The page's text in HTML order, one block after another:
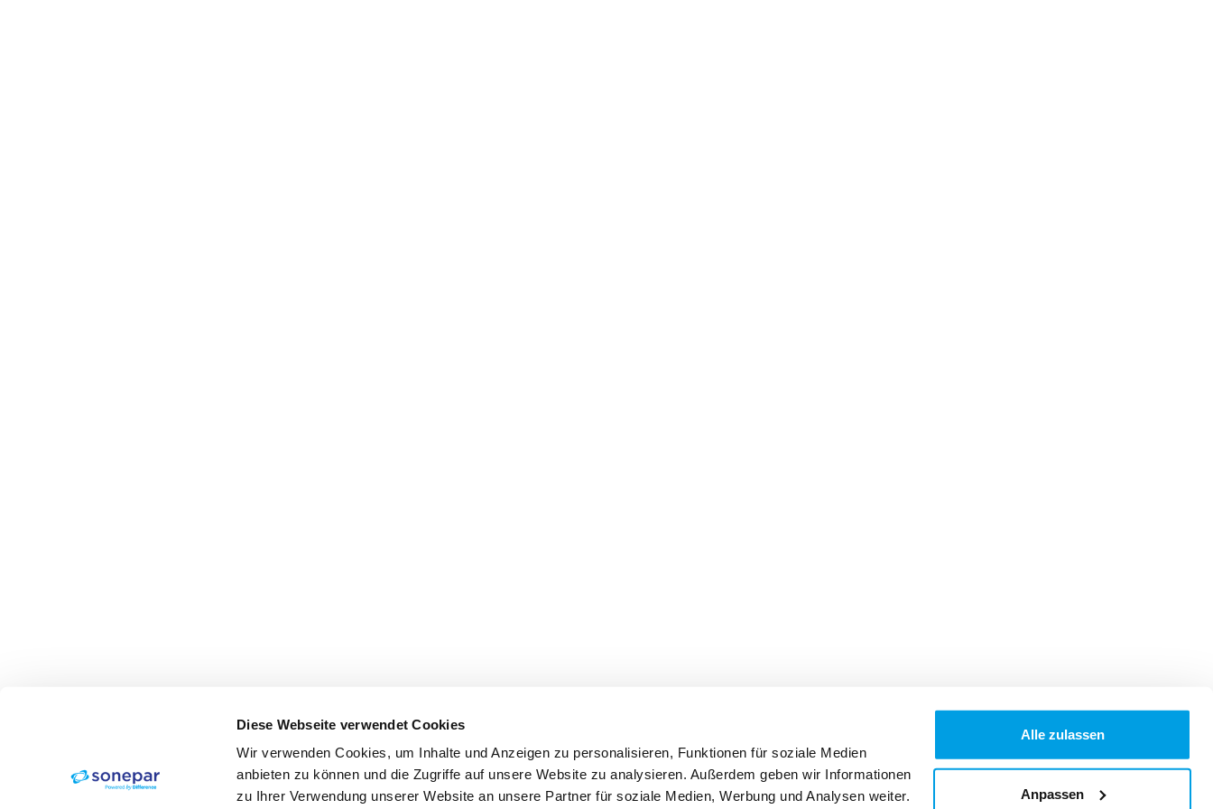
Diese Webseite verwendet Cookies
Wir verwenden Cookies, um Inhalte und Anzeigen zu personalisieren, Funktionen für soziale Medien
anbieten zu können und die Zugriffe auf unsere Website zu analysieren. Außerdem geben wir Informationen
zu Ihrer Verwendung unserer Website an unsere Partner für soziale Medien, Werbung und Analysen weiter.
Alle zulassen
Anpassen